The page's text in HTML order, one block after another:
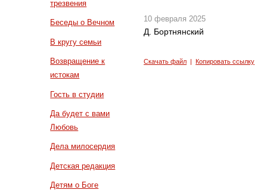
трезвения
Беседы о Вечном
В кругу семьи
Возвращение к
истокам
Гость в студии
Да будет с вами
Любовь
Дела милосердия
Детская редакция
Детям о Боге
10 февраля 2025
Д. Бортнянский
Скачать файл |Копировать ссылку